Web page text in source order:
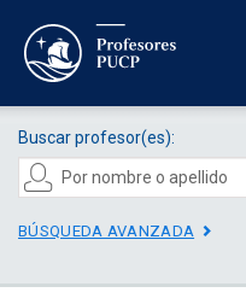
Buscar profesor(es):
BÚSQUEDA AVANZADA